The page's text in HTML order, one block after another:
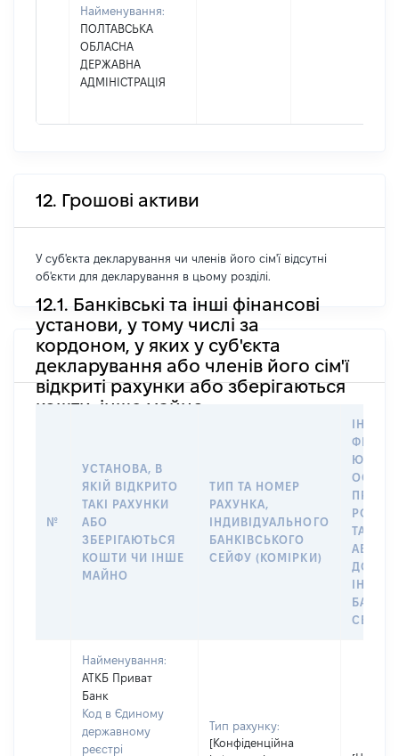
Найменування:
ПОЛТАВСЬКА
ОБЛАСНА
ДЕРЖАВНА
АДМІНІСТРАЦІЯ
12. Грошові активи
У суб'єкта декларування чи членів його сім'ї відсутні
об'єкти для декларування в цьому розділі.
12.1. Банківські та інші фінансові
установи, у тому числі за
кордоном, у яких у суб'єкта
декларування або членів його сім'ї
відкриті рахунки або зберігаються
кошти, інше майно
№
УСТАНОВА, В
ЯКІЙ ВІДКРИТО
ТАКІ РАХУНКИ
АБО
ЗБЕРІГАЮТЬСЯ
КОШТИ ЧИ ІНШЕ
МАЙНО
ТИП ТА НОМЕР
РАХУНКА,
ІНДИВІДУАЛЬНОГО
БАНКІВСЬКОГО
СЕЙФУ (КОМІРКИ)
ПРАВО
ТАКИМ
АБО
ДО
СЕЙФУ
Найменування:
АТКБ Приват
Банк
Код в Єдиному
державному
реєстрі
Тип рахунку:
[Конфіденційна